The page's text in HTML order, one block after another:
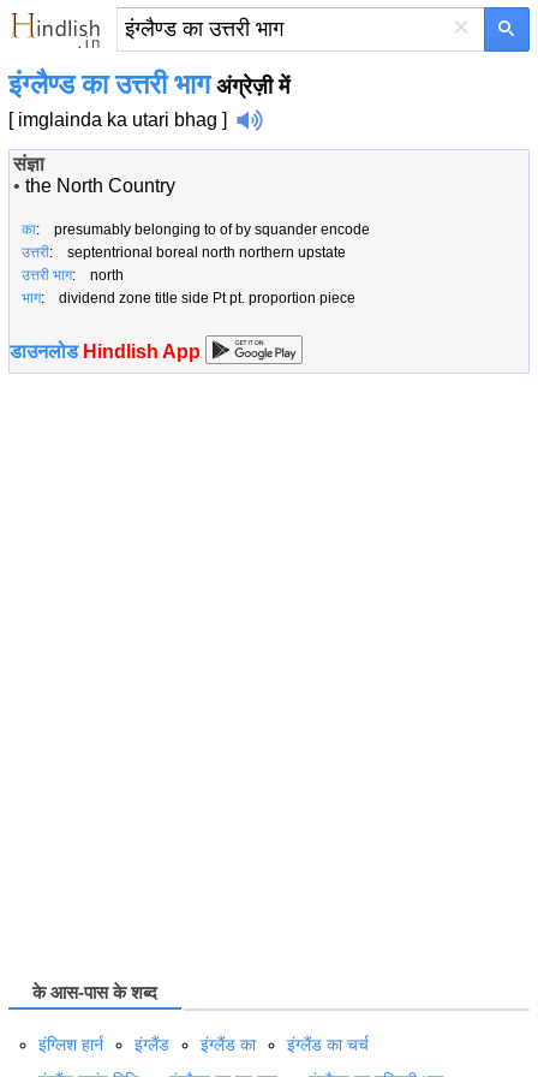
×
इंग्लैण्ड का उत्तरी भागअंग्रेज़ी में
[ imglainda ka utari bhag ]
संज्ञा
• the North Country
का: presumably belonging to of by squander encode
उत्तरी: septentrional boreal north northern upstate
उत्तरी भाग: north
भाग: dividend zone title side Pt pt. proportion piece
डाउनलोड Hindlish App
के आस-पास के शब्द
इंग्लिश हार्न इंग्लैंड इंग्लैंड का
इंग्लैंड का चर्च